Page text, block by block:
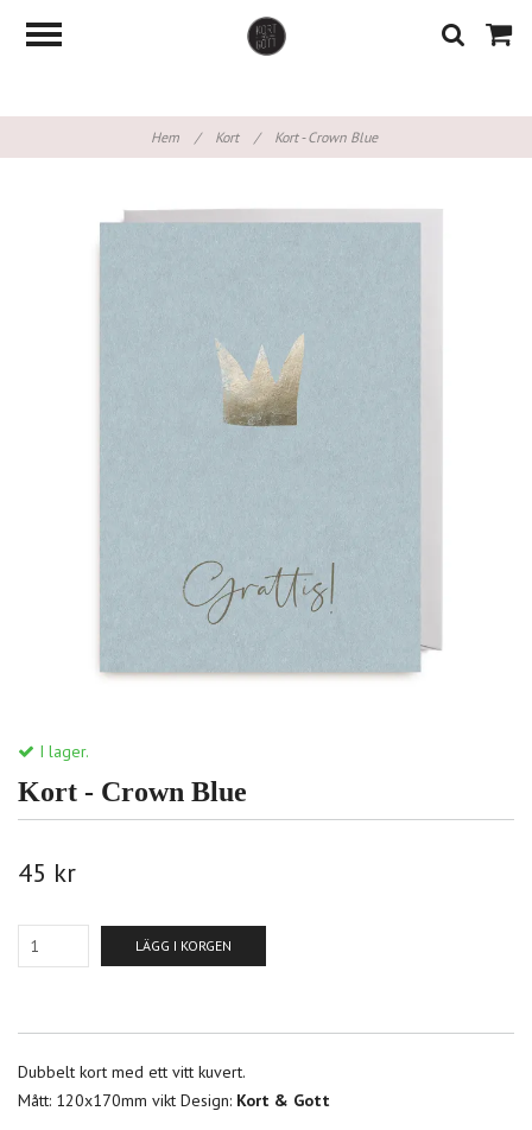
Hem / Kort / Kort - Crown Blue
I lager.
Kort - Crown Blue
45 kr
LÄGG I KORGEN
Dubbelt kort med ett vitt kuvert.
Mått: 120x170mm vikt Design: Kort & Gott